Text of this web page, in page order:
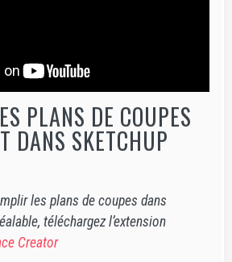
PLANS DE COUPES
DANS SKETCHUP
les plans de coupes dans
téléchargez l’extension
Creator